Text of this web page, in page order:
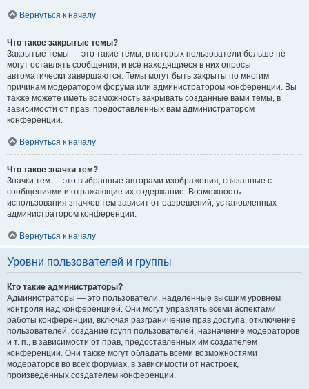
Вернуться к началу
Что такое закрытые темы?
Закрытые темы — это такие темы, в которых пользователи больше не
могут оставлять сообщения, и все находящиеся в них опросы
автоматически завершаются. Темы могут быть закрыты по многим
причинам модератором форума или администратором конференции. Вы
также можете иметь возможность закрывать созданные вами темы, в
зависимости от прав, предоставленных вам администратором
конференции.
Вернуться к началу
Что такое значки тем?
Значки тем — это выбранные авторами изображения, связанные с
сообщениями и отражающие их содержание. Возможность
использования значков тем зависит от разрешений, установленных
администратором конференции.
Вернуться к началу
Уровни пользователей и группы
Кто такие администраторы?
Администраторы — это пользователи, наделённые высшим уровнем
контроля над конференцией. Они могут управлять всеми аспектами
работы конференции, включая разграничение прав доступа, отключение
пользователей, создание групп пользователей, назначение модераторов
и т. п., в зависимости от прав, предоставленных им создателем
конференции. Они также могут обладать всеми возможностями
модераторов во всех форумах, в зависимости от настроек,
произведённых создателем конференции.